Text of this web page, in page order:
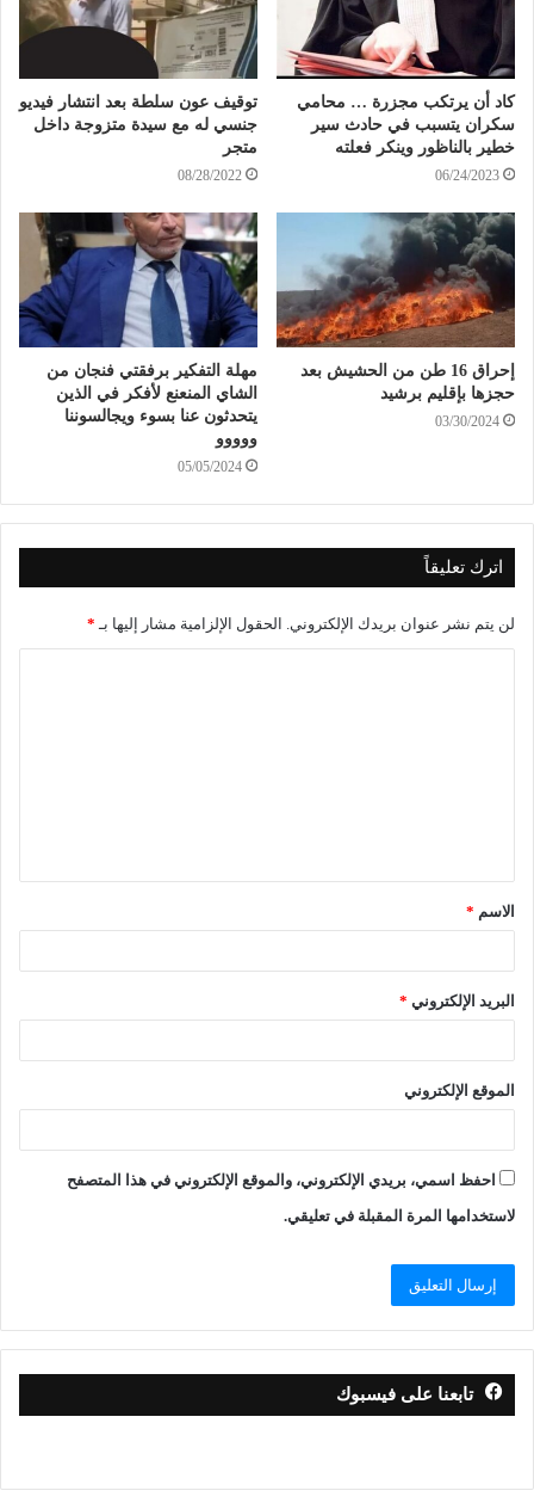
كاد أن يرتكب مجزرة … محامي
سكران يتسبب في حادث سير
خطير بالناظور وينكر فعلته
06/24/2023
توقيف عون سلطة بعد انتشار فيديو
جنسي له مع سيدة متزوجة داخل
متجر
08/28/2022
إحراق 16 طن من الحشيش بعد
حجزها بإقليم برشيد
03/30/2024
مهلة التفكير برفقتي فنجان من
الشاي المنعنع لأفكر في الذين
يتحدثون عنا بسوء ويجالسوننا
ووووو
05/05/2024
اترك تعليقاً
لن يتم نشر عنوان بريدك الإلكتروني. الحقول الإلزامية مشار إليها بـ *
الاسم *
البريد الإلكتروني *
الموقع الإلكتروني
احفظ اسمي، بريدي الإلكتروني، والموقع الإلكتروني في هذا المتصفح
لاستخدامها المرة المقبلة في تعليقي.
تابعنا على فيسبوك